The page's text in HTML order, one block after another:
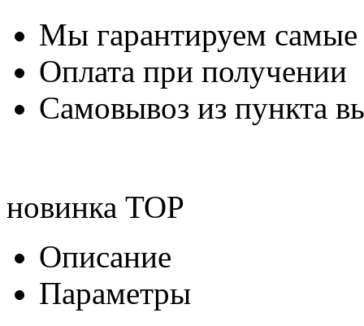
Мы гарантируем
Оплата при получении
Самовывоз из пункта
новинка TOP
Описание
Параметры